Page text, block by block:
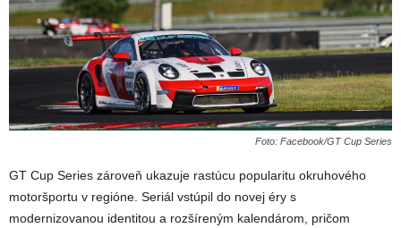
Foto: Facebook/GT Cup Series
GT Cup Series zároveň ukazuje rastúcu popularitu okruhového
motoršportu v regióne. Seriál vstúpil do novej éry s
modernizovanou identitou a rozšíreným kalendárom, pričom